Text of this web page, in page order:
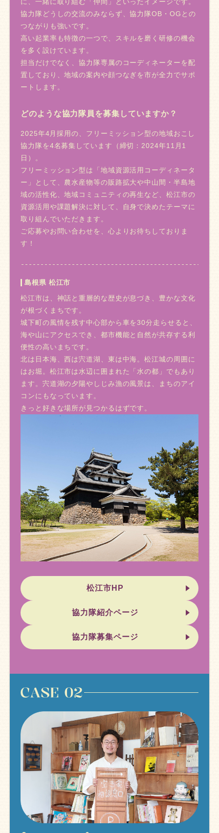
に、一緒に取り組む「仲間」といったイメージです。
協力隊どうしの交流のみならず、協力隊OB・OGとの
つながりも強いです。
高い起業率も特徴の一つで、スキルを磨く研修の機会
を多く設けています。
担当だけでなく、協力隊専属のコーディネーターを配
置しており、地域の案内や顔つなぎを市が全力でサポ
ートします。
どのような協力隊員を募集していますか？
2025年4月採用の、フリーミッション型の地域おこし
協力隊を4名募集しています（締切：2024年11月1
日）。
フリーミッション型は「地域資源活用コーディネータ
ー」として、農水産物等の販路拡大や中山間・半島地
域の活性化、地域コミュニティの再生など、松江市の
資源活用や課題解決に対して、自身で決めたテーマに
取り組んでいただきます。
ご応募やお問い合わせを、心よりお待ちしておりま
す！
島根県 松江市
松江市は、神話と重層的な歴史が息づき、豊かな文化
が根づくまちです。
城下町の風情を残す中心部から車を30分走らせると、
海や山にアクセスでき、都市機能と自然が共存する利
便性の高いまちです。
北は日本海、西は宍道湖、東は中海。松江城の周囲に
はお堀。松江市は水辺に囲まれた「水の都」でもあり
ます。宍道湖の夕陽やしじみ漁の風景は、まちのアイ
コンにもなっています。
きっと好きな場所が見つかるはずです。
松江市HP
協力隊紹介ページ
協力隊募集ページ